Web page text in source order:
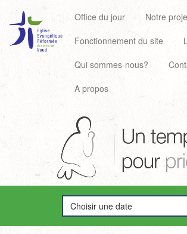
Office du jour
Notre
Fonctionnement du site
Qui sommes-nous?
A propos
Choisir une date